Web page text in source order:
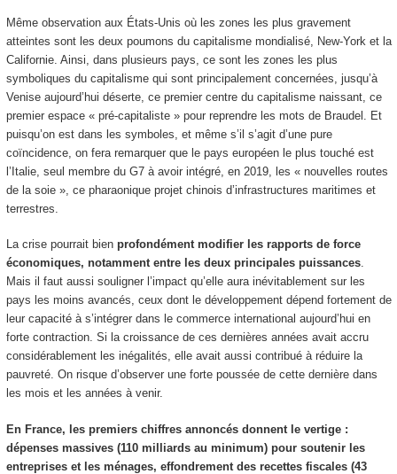
Même observation aux États-Unis où les zones les plus gravement
atteintes sont les deux poumons du capitalisme mondialisé, New-York et la
Californie. Ainsi, dans plusieurs pays, ce sont les zones les plus
symboliques du capitalisme qui sont principalement concernées, jusqu’à
Venise aujourd’hui déserte, ce premier centre du capitalisme naissant, ce
premier espace « pré-capitaliste » pour reprendre les mots de Braudel. Et
puisqu’on est dans les symboles, et même s’il s’agit d’une pure
coïncidence, on fera remarquer que le pays européen le plus touché est
l’Italie, seul membre du G7 à avoir intégré, en 2019, les « nouvelles routes
de la soie », ce pharaonique projet chinois d’infrastructures maritimes et
terrestres.
La crise pourrait bien profondément modifier les rapports de force
économiques, notamment entre les deux principales puissances.
Mais il faut aussi souligner l’impact qu’elle aura inévitablement sur les
pays les moins avancés, ceux dont le développement dépend fortement de
leur capacité à s’intégrer dans le commerce international aujourd’hui en
forte contraction. Si la croissance de ces dernières années avait accru
considérablement les inégalités, elle avait aussi contribué à réduire la
pauvreté. On risque d’observer une forte poussée de cette dernière dans
les mois et les années à venir.
En France, les premiers chiffres annoncés donnent le vertige :
dépenses massives (110 milliards au minimum) pour soutenir les
entreprises et les ménages, effondrement des recettes fiscales (43